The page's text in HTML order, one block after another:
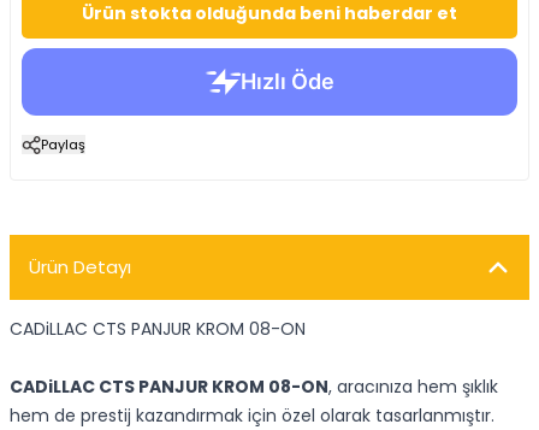
Ürün stokta olduğunda beni haberdar et
Paylaş
Ürün Detayı
CADiLLAC CTS PANJUR KROM 08-ON
CADiLLAC CTS PANJUR KROM 08-ON, aracınıza hem şıklık
hem de prestij kazandırmak için özel olarak tasarlanmıştır.